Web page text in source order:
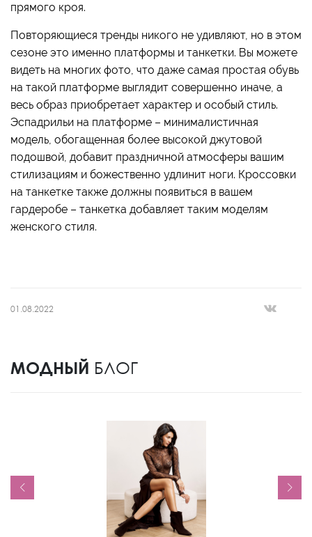
прямого кроя.
Повторяющиеся тренды никого не удивляют, но в этом
сезоне это именно платформы и танкетки. Вы можете
видеть на многих фото, что даже самая простая обувь
на такой платформе выглядит совершенно иначе, а
весь образ приобретает характер и особый стиль.
Эспадрильи на платформе – минималистичная
модель, обогащенная более высокой джутовой
подошвой, добавит праздничной атмосферы вашим
стилизациям и божественно удлинит ноги. Кроссовки
на танкетке также должны появиться в вашем
гардеробе – танкетка добавляет таким моделям
женского стиля.
01.08.2022
МОДНЫЙ БЛОГ